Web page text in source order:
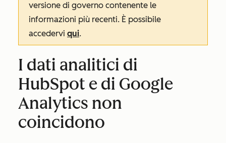
versione di governo contenente le
informazioni più recenti. È possibile
accedervi qui.
I dati analitici di
HubSpot e di Google
Analytics non
coincidono